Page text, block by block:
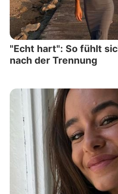
"Echt hart": So fühlt
nach der Trennung